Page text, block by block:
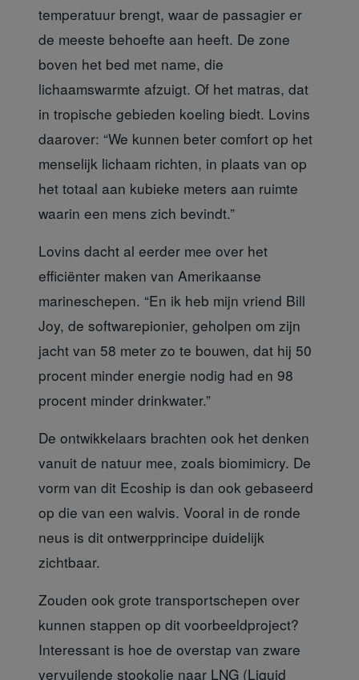
temperatuur brengt, waar de passagier er
de meeste behoefte aan heeft. De zone
boven het bed met name, die
lichaamswarmte afzuigt. Of het matras, dat
in tropische gebieden koeling biedt. Lovins
daarover: “We kunnen beter comfort op het
menselijk lichaam richten, in plaats van op
het totaal aan kubieke meters aan ruimte
waarin een mens zich bevindt.”
Lovins dacht al eerder mee over het
efficiënter maken van Amerikaanse
marineschepen. “En ik heb mijn vriend Bill
Joy, de softwarepionier, geholpen om zijn
jacht van 58 meter zo te bouwen, dat hij 50
procent minder energie nodig had en 98
procent minder drinkwater.”
De ontwikkelaars brachten ook het denken
vanuit de natuur mee, zoals biomimicry. De
vorm van dit Ecoship is dan ook gebaseerd
op die van een walvis. Vooral in de ronde
neus is dit ontwerpprincipe duidelijk
zichtbaar.
Zouden ook grote transportschepen over
kunnen stappen op dit voorbeeldproject?
Interessant is hoe de overstap van zware
vervuilende stookolie naar LNG (Liquid